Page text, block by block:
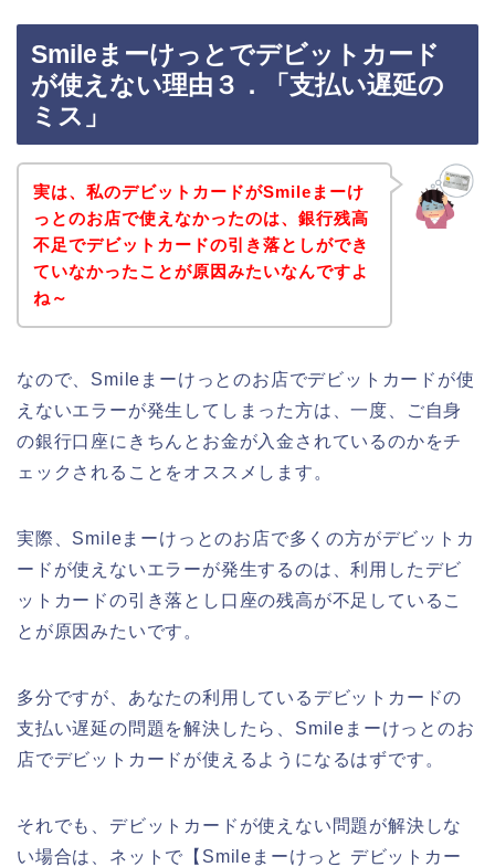
Smileまーけっとでデビットカード
が使えない理由３．「支払い遅延の
ミス」
実は、私のデビットカードがSmileまーけ
っとのお店で使えなかったのは、銀行残高
不足でデビットカードの引き落としができ
ていなかったことが原因みたいなんですよ
ね～
なので、Smileまーけっとのお店でデビットカードが使
えないエラーが発生してしまった方は、一度、ご自身
の銀行口座にきちんとお金が入金されているのかをチ
ェックされることをオススメします。
実際、Smileまーけっとのお店で多くの方がデビットカ
ードが使えないエラーが発生するのは、利用したデビ
ットカードの引き落とし口座の残高が不足しているこ
とが原因みたいです。
多分ですが、あなたの利用しているデビットカードの
支払い遅延の問題を解決したら、Smileまーけっとのお
店でデビットカードが使えるようになるはずです。
それでも、デビットカードが使えない問題が解決しな
い場合は、ネットで【Smileまーけっと デビットカー